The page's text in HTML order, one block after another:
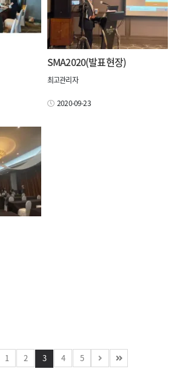
SMA2020(발표현장)
최고관리자
2020-09-23
1 2 3 4 5